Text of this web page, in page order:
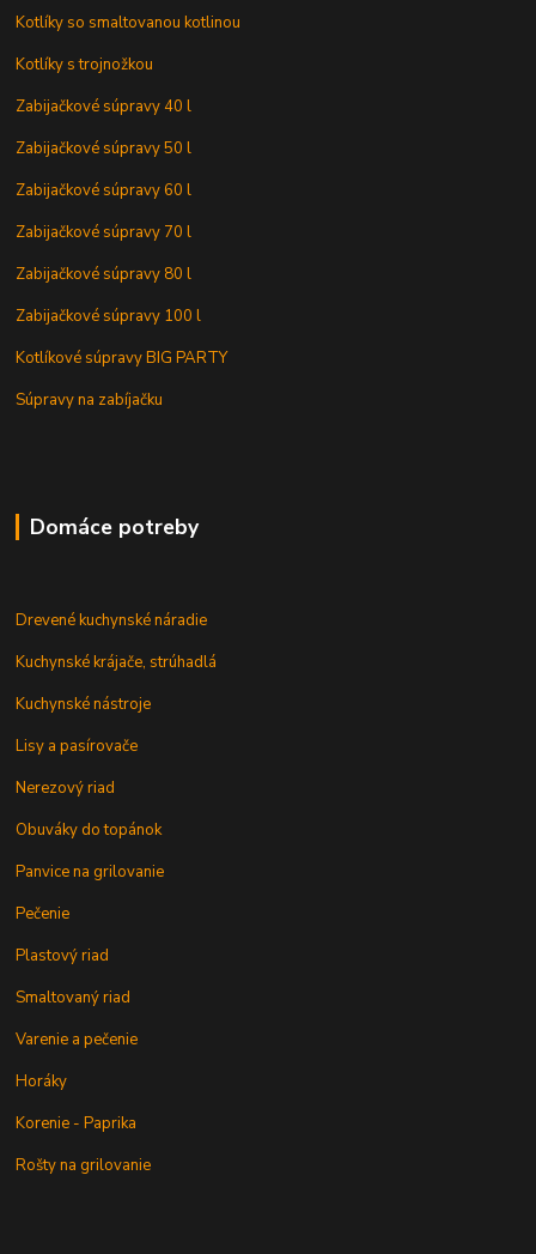
Kotlíky so smaltovanou kotlinou
Kotlíky s trojnožkou
Zabijačkové súpravy 40 l
Zabijačkové súpravy 50 l
Zabijačkové súpravy 60 l
Zabijačkové súpravy 70 l
Zabijačkové súpravy 80 l
Zabijačkové súpravy 100 l
Kotlíkové súpravy BIG PARTY
Súpravy na zabíjačku
Domáce potreby
Drevené kuchynské náradie
Kuchynské krájače, strúhadlá
Kuchynské nástroje
Lisy a pasírovače
Nerezový riad
Obuváky do topánok
Panvice na grilovanie
Pečenie
Plastový riad
Smaltovaný riad
Varenie a pečenie
Horáky
Korenie - Paprika
Rošty na grilovanie